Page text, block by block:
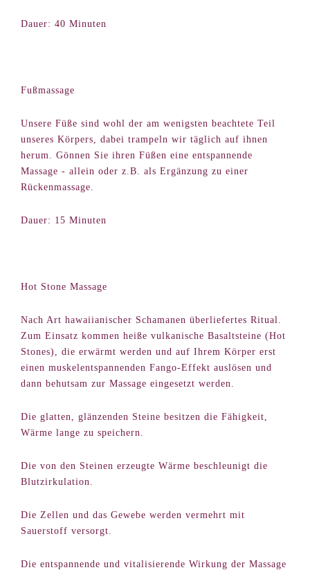
Dauer: 40 Minuten
Fußmassage
Unsere Füße sind wohl der am wenigsten beachtete Teil
unseres Körpers, dabei trampeln wir täglich auf ihnen
herum. Gönnen Sie ihren Füßen eine entspannende
Massage - allein oder z.B. als Ergänzung zu einer
Rückenmassage.
Dauer: 15 Minuten
Hot Stone Massage
Nach Art hawaiianischer Schamanen überliefertes Ritual.
Zum Einsatz kommen heiße vulkanische Basaltsteine (Hot
Stones), die erwärmt werden und auf Ihrem Körper erst
einen muskelentspannenden Fango-Effekt auslösen und
dann behutsam zur Massage eingesetzt werden.
Die glatten, glänzenden Steine besitzen die Fähigkeit,
Wärme lange zu speichern.
Die von den Steinen erzeugte Wärme beschleunigt die
Blutzirkulation.
Die Zellen und das Gewebe werden vermehrt mit
Sauerstoff versorgt.
Die entspannende und vitalisierende Wirkung der Massage